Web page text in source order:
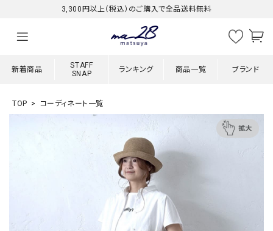
3,300円以上（税込）のご購入で全品送料無料
新着商品
STAFF
SNAP
ランキング 商品一覧 ブランド
TOP コーディネート一覧